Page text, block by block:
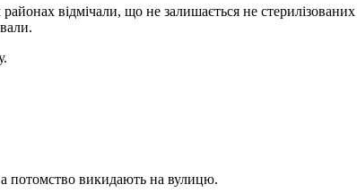
відмічали, що не залишається не
а потомство викидають на вулицю.